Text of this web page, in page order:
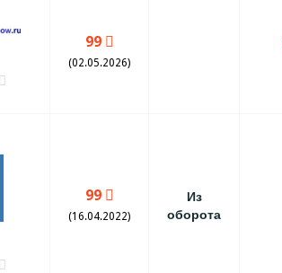
99
(02.05.2026)
99
(16.04.2022)
Из
оборота